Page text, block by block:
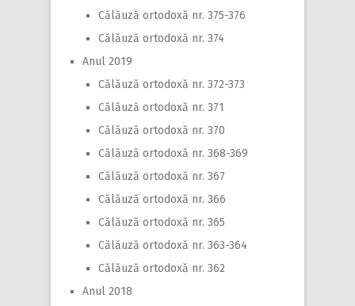
Călăuză ortodoxă nr. 375-376
Călăuză ortodoxă nr. 374
Anul 2019
Călăuză ortodoxă nr. 372-373
Călăuză ortodoxă nr. 371
Călăuză ortodoxă nr. 370
Călăuză ortodoxă nr. 368-369
Călăuză ortodoxă nr. 367
Călăuză ortodoxă nr. 366
Călăuză ortodoxă nr. 365
Călăuză ortodoxă nr. 363-364
Călăuză ortodoxă nr. 362
Anul 2018